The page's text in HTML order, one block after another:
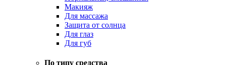
Макияж
Для массажа
Защита от солнца
Для глаз
Для губ
По типу средства